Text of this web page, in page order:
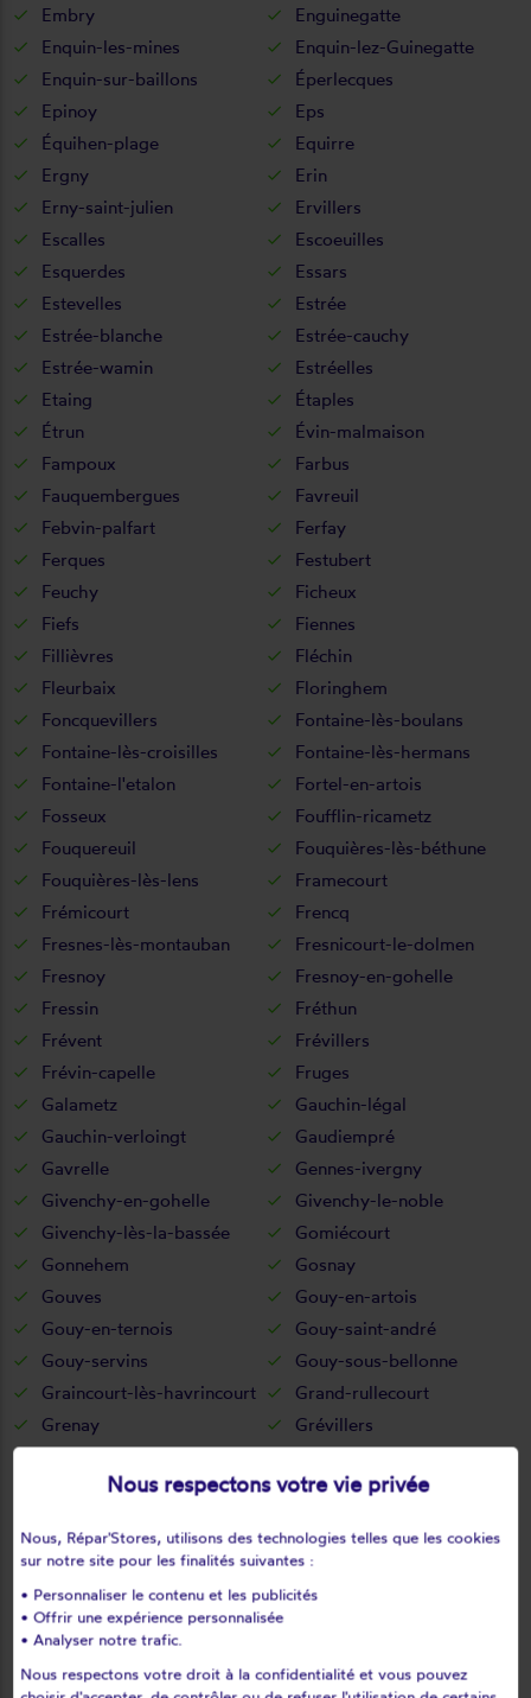
Embry
Enguinegatte
Enquin-les-mines
Enquin-lez-Guinegatte
Enquin-sur-baillons
Éperlecques
Epinoy
Eps
Équihen-plage
Equirre
Ergny
Erin
Erny-saint-julien
Ervillers
Escalles
Escoeuilles
Esquerdes
Essars
Estevelles
Estrée
Estrée-blanche
Estrée-cauchy
Estrée-wamin
Estréelles
Etaing
Étaples
Étrun
Évin-malmaison
Fampoux
Farbus
Fauquembergues
Favreuil
Febvin-palfart
Ferfay
Ferques
Festubert
Feuchy
Ficheux
Fiefs
Fiennes
Fillièvres
Fléchin
Fleurbaix
Floringhem
Foncquevillers
Fontaine-lès-boulans
Fontaine-lès-croisilles
Fontaine-lès-hermans
Fontaine-l'etalon
Fortel-en-artois
Fosseux
Foufflin-ricametz
Fouquereuil
Fouquières-lès-béthune
Fouquières-lès-lens
Framecourt
Frémicourt
Frencq
Fresnes-lès-montauban
Fresnicourt-le-dolmen
Fresnoy
Fresnoy-en-gohelle
Fressin
Fréthun
Frévent
Frévillers
Frévin-capelle
Fruges
Galametz
Gauchin-légal
Gauchin-verloingt
Gaudiempré
Gavrelle
Gennes-ivergny
Givenchy-en-gohelle
Givenchy-le-noble
Givenchy-lès-la-bassée
Gomiécourt
Gonnehem
Gosnay
Gouves
Gouy-en-artois
Gouy-en-ternois
Gouy-saint-andré
Gouy-servins
Gouy-sous-bellonne
Graincourt-lès-havrincourt
Grand-rullecourt
Grenay
Grévillers
Groffliers
Guarbecque
Guigny
Guinecourt
Guînes
Guisy
Habarcq
Haisnes
Hallines
Ham-en-artois
Nous respectons votre vie privée
Nous, Répar'Stores, utilisons des technologies telles que les cookies
sur notre site pour les finalités suivantes :
• Personnaliser le contenu et les publicités
• Offrir une expérience personnalisée
• Analyser notre trafic.
Nous respectons votre droit à la confidentialité et vous pouvez